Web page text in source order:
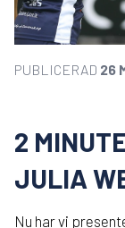
PUBLICERAD 26
2
JULIA
Nu har vi